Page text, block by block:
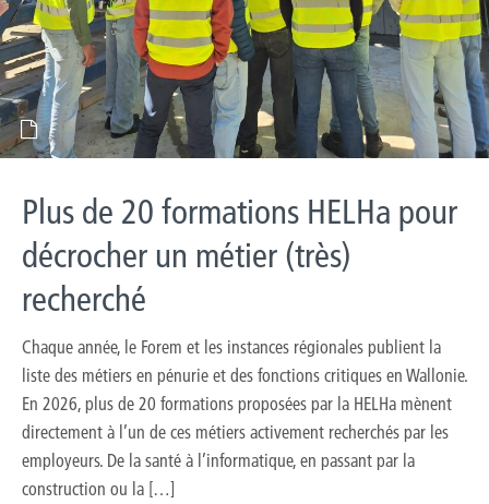
Plus de 20 formations HELHa pour
décrocher un métier (très)
recherché
Chaque année, le Forem et les instances régionales publient la
liste des métiers en pénurie et des fonctions critiques en Wallonie.
En 2026, plus de 20 formations proposées par la HELHa mènent
directement à l’un de ces métiers activement recherchés par les
employeurs. De la santé à l’informatique, en passant par la
construction ou la […]